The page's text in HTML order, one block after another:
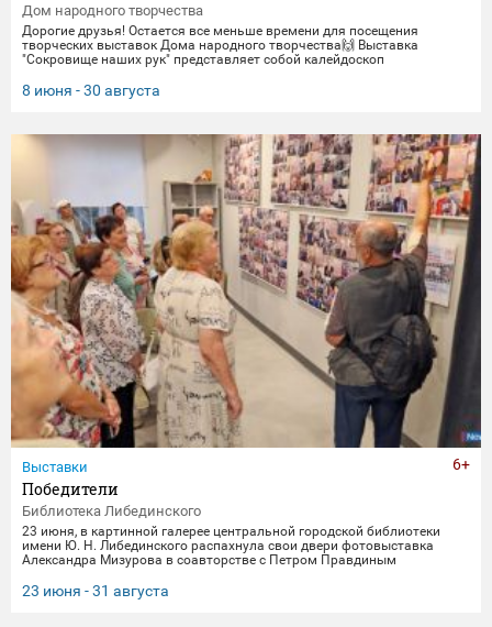
Дом народного творчества
Дорогие друзья! Остается все меньше времени для посещения
творческих выставок Дома народного творчества🙌 Выставка
"Сокровище наших рук" представляет собой калейдоскоп
выполнены мастерами и профессионалами своего дела -
сотрудниками Дома народного творчества. Посетить выставку
8 июня - 30 августа
Выставки
Победители
Библиотека Либединского
23 июня, в картинной галерее центральной городской библиотеки
имени Ю. Н. Либединского распахнула свои двери фотовыставка
Александра Мизурова в соавторстве с Петром Правдиным
"Дирижабль" в праздничные майские дни). 250 фотографий - и за
каждым кадром 40 лет неустанной работы мастера, 40 лет трепетного
23 июня - 31 августа
6+